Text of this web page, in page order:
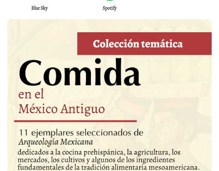
Blue Sky Spotify